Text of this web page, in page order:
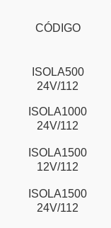
CÓDIGO
ISOLA500
24V/112
ISOLA1000
24V/112
ISOLA1500
12V/112
ISOLA1500
24V/112